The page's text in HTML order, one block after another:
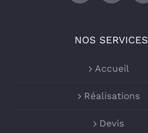
NOS SERVICES
Accueil
Réalisations
Devis